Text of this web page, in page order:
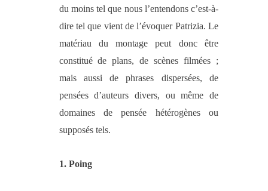
du moins tel que nous l’entendons c’est-à-
dire tel que vient de l’évoquer Patrizia. Le
matériau du montage peut donc être
constitué de plans, de scènes filmées ;
mais aussi de phrases dispersées, de
pensées d’auteurs divers, ou même de
domaines de pensée hétérogènes ou
supposés tels.
1. Poing